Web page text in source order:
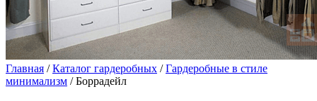
Главная /Каталог гардеробных /Гардеробные в стиле
минимализм / Боррадейл